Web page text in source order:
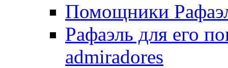
Помощники
Рафаэль для его
admiradores